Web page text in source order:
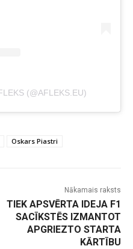
(@AFLEKS.EU)
Oskars Piastri
Nākamais raksts
TIEK APSVĒRTA IDEJA F1
SACĪKSTĒS IZMANTOT
APGRIEZTO STARTA
KĀRTĪBU